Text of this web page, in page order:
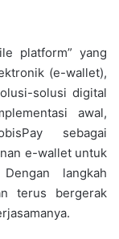
platform” yang
(e-wallet),
solusi digital
awal,
sebagai
e-wallet untuk
langkah
terus bergerak